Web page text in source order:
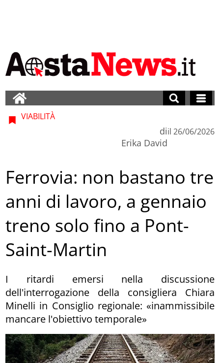
VIABILITÀ
di
Erika David
il 26/06/2026
Ferrovia: non bastano tre
anni di lavoro, a gennaio
treno solo fino a Pont-
Saint-Martin
I ritardi emersi nella discussione
dell'interrogazione della consigliera Chiara
Minelli in Consiglio regionale: «inammissibile
mancare l'obiettivo temporale»